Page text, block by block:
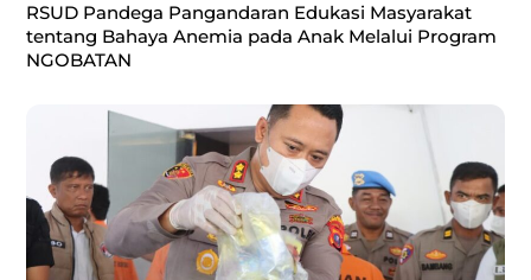
RSUD Pandega Pangandaran Edukasi Masyarakat
tentang Bahaya Anemia pada Anak Melalui Program
NGOBATAN